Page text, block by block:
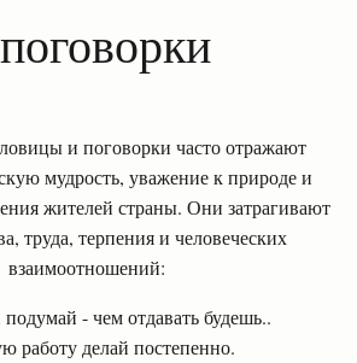
и поговорки часто отражают
мудрость, уважение к природе и
жителей страны. Они затрагивают
труда, терпения и человеческих
взаимоотношений:
подумай - чем отдавать будешь..
работу делай постепенно.